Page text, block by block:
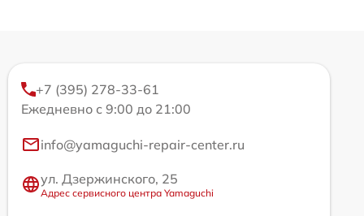
+7 (395) 278-33-61
Ежедневно с 9:00 до 21:00
info@yamaguchi-repair-center.ru
ул. Дзержинского, 25
Адрес сервисного центра Yamaguchi